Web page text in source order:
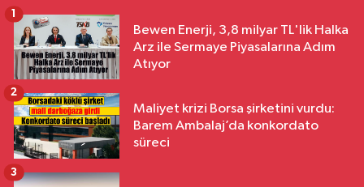
Bewen Enerji, 3,8 milyar TL'lik Halka
Arz ile Sermaye Piyasalarına Adım
Atıyor
1
Maliyet krizi Borsa şirketini vurdu:
Barem Ambalaj’da konkordato
süreci
2
3